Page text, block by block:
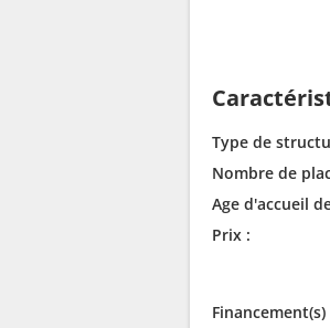
Type de
Nombre de
Age d'accueil
Prix :